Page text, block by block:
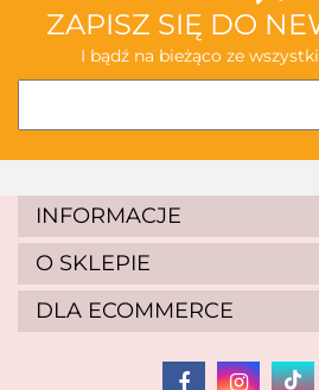
ALBIS
ZAPISZ SIĘ DO
I bądź na bieżąco ze
INFORMACJE
O SKLEPIE
DLA ECOMMERCE